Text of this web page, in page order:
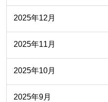
2025年12月
2025年11月
2025年10月
2025年9月